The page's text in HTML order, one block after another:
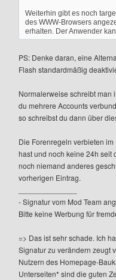
Weiterhin gibt es noch
des WWW-Browsers
erhalten. Der Anwender
PS: Denke daran, eine
Flash standardmäßig
Normalerweise schreibt man
du mehrere Accounts
so schreibst du dann über
Die Forenregeln verbieten
hast und noch keine 24h seit
noch niemand anderes
vorherigen Eintrag.
- Signatur vom Mod Team
Bitte keine Werbung für
=> Das ist sehr schade. Ich
Signatur zu verändern zeugt
Nutzern des Homepage-
Unterseiten* sind die guten